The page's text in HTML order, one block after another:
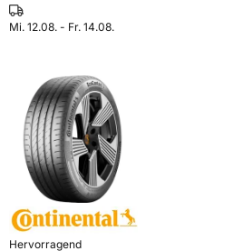
Mi. 12.08. - Fr. 14.08.
Hervorragend